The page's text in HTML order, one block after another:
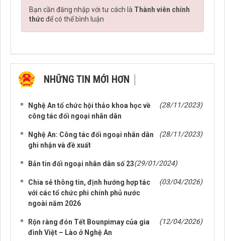
Bạn cần đăng nhập với tư cách là Thành viên chính
thứcđể có thể bình luận
NHỮNG TIN MỚI HƠN
Nghệ An tổ chức hội thảo khoa học về
công tác đối ngoại nhân dân
(28/11/2023)
Nghệ An: Công tác đối ngoại nhân dân
ghi nhận và đề xuất
(28/11/2023)
Bản tin đối ngoại nhân dân số 23(29/01/2024)
Chia sẻ thông tin, định hướng hợp tác
với các tổ chức phi chính phủ nước
ngoài năm 2026
(03/04/2026)
Rộn ràng đón Tết Bounpimay của gia
đình Việt – Lào ở Nghệ An
(12/04/2026)